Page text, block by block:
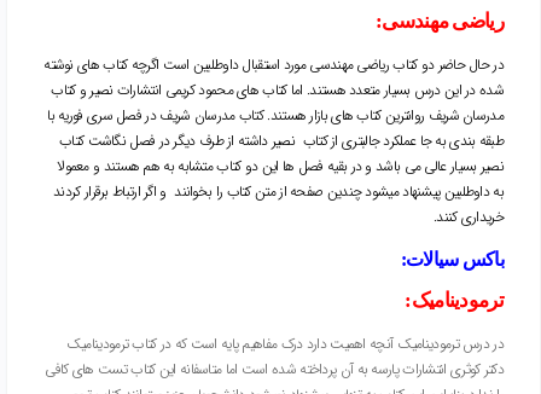
ریاضی مهندسی:
در حال حاضر دو کتاب ریاضی مهندسی مورد استقبال داوطلبین است اگرچه کتاب های نوشته
شده در این درس بسیار متعدد هستند. اما کتاب های محمود کریمی انتشارات نصیر و کتاب
مدرسان شریف روانترین کتاب های بازار هستند.کتاب مدرسان شریف در فصل سری فوریه با
طبقه بندی به جا عملکرد جالبتری از کتاب نصیر داشته از طرف دیگر در فصل نگاشت کتاب
نصیر بسیار عالی می باشد و در بقیه فصل ها این دو کتاب متشابه به هم هستند و معمولا
به داوطلبین پیشنهاد میشود چندین صفحه از متن کتاب را بخوانند و اگر ارتباط برقرار کردند
خریداری کنند.
باکس سیالات:
ترمودینامیک:
در درس ترمودینامیک آنچه اهمیت دارد درک مفاهیم پایه است که در کتاب ترمودینامیک
دکتر کوثری انتشارات پارسه به آن پرداخته شده است اما متاسفانه این کتاب تست های کافی